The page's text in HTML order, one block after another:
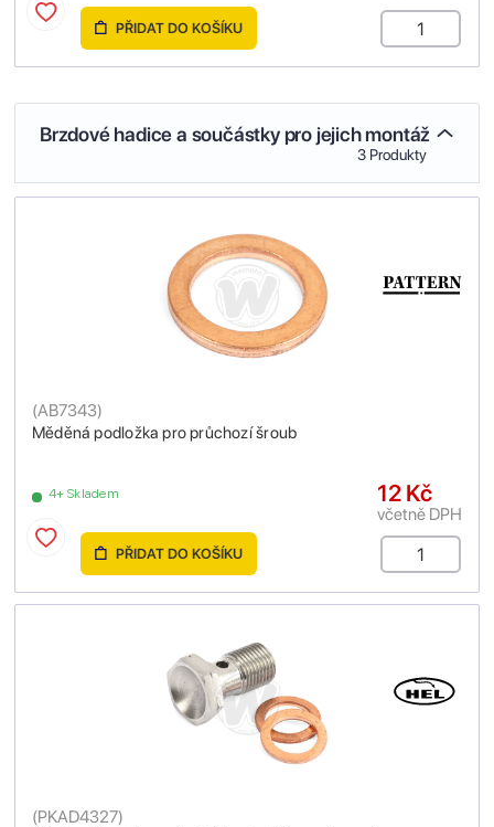
PŘIDAT DO KOŠÍKU
Brzdové hadice a součástky pro jejich montáž
3 Produkty
Měděná podložka pro průchozí šroub
(AB7343)
4+ Skladem 12 Kč
včetně DPH
PŘIDAT DO KOŠÍKU
(PKAD4327)